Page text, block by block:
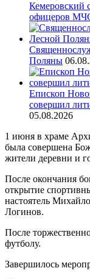
Кемеровский
офицеров
Поляны
Епископ
совершил
05.08.2026
1 июня в храме
была совершена
жители деревни и
После окончания
открытие
настоятель
Логинов.
После
футболу.
Завершилось